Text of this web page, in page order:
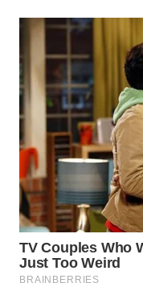
SUMEDANG
WN
CIANJUR
WN
KEPULAUAN
SERIBU
WN
TANGERANG
WN
BINJAI